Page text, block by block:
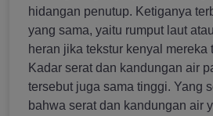
hidangan penutup. Ketiganya
yang sama, yaitu rumput laut
heran jika tekstur kenyal mereka
Kadar serat dan kandungan air
tersebut juga sama tinggi. Yang
bahwa serat dan kandungan air